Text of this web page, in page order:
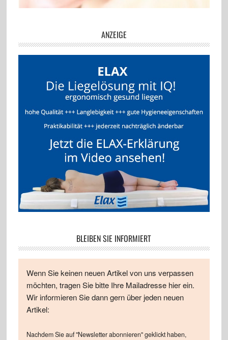
ANZEIGE
BLEIBEN SIE INFORMIERT
Wenn Sie keinen neuen Artikel von uns verpassen
möchten, tragen Sie bitte Ihre Mailadresse hier ein.
Wir informieren Sie dann gern über jeden neuen
Artikel:
Nachdem Sie auf "Newsletter abonnieren" geklickt haben,